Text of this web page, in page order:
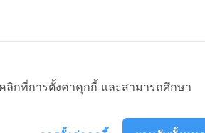
อสอบถาม
ลิกที่การตั้งค่าคุกกี้ และสามารถศึกษา